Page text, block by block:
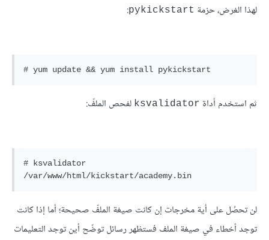
لهذا الغرض، حزمة pykickstart
:
ثم استخدم أداة ksvalidator لفحص الملفّ:
# ksvalidator
لن تحصُل على أية مخرجات إن كانت صيغة الملفّ صحيحة؛ أما إذا كانت
توجد أخطاء في صيغة الملف فستظهر رسائل توضّح أين توجد التعليمات